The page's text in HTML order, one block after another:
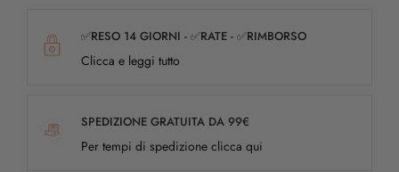
✅RESO 14 GIORNI - ✅RATE - ✅RIMBORSO
Clicca e leggi tutto
SPEDIZIONE GRATUITA DA 99€
Per tempi di spedizione clicca qui